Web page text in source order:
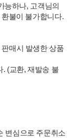
능하나, 고객님의
불이 불가합니다.
매시 발생한 상품
. (교환, 재발송 불
변심으로 주문취소